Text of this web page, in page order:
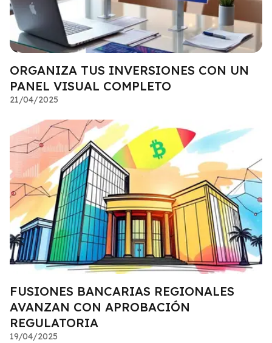
ORGANIZA TUS INVERSIONES CON UN
PANEL VISUAL COMPLETO
21/04/2025
FUSIONES BANCARIAS REGIONALES
AVANZAN CON APROBACIÓN
REGULATORIA
19/04/2025